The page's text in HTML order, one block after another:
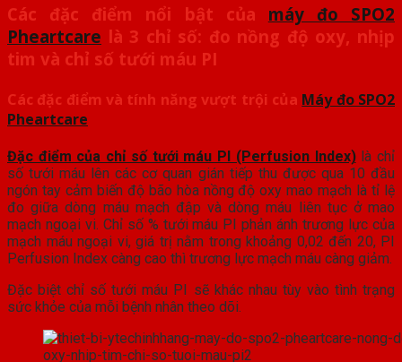
Các đặc điểm nổi bật của máy đo SPO2
Pheartcare là 3 chỉ số: đo nồng độ oxy, nhịp
tim và chỉ số tưới máu PI
Các đặc điểm và tính năng vượt trội của Máy đo SPO2
Pheartcare
Đặc điểm của chỉ số tưới máu PI (Perfusion Index)là chỉ
số tưới máu lên các cơ quan gián tiếp thu được qua 10 đầu
ngón tay cảm biến độ bão hòa nồng độ oxy mao mạch là tỉ lệ
đo giữa dòng máu mạch đập và dòng máu liên tục ở mao
mạch ngoại vi. Chỉ số % tưới máu PI phản ánh trương lực của
mạch máu ngoại vi, giá trị nằm trong khoảng 0,02 đến 20, PI
Perfusion Index càng cao thì trương lực mạch máu càng giảm.
Đặc biệt chỉ số tưới máu PI sẽ khác nhau tùy vào tình trạng
sức khỏe của mỗi bệnh nhân theo dõi.